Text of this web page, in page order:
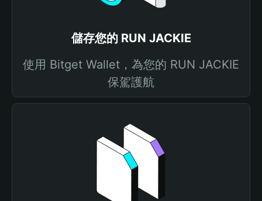
儲存您的 RUN JACKIE
使用 Bitget Wallet，為您的 RUN JACKIE
保駕護航